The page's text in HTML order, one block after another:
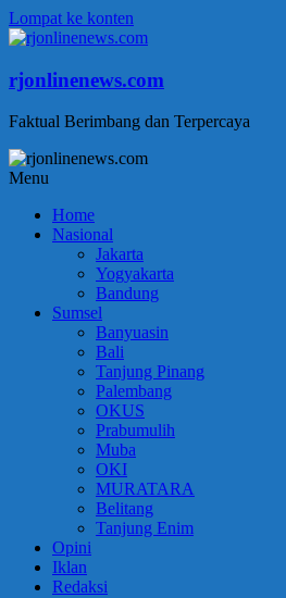
Lompat ke konten
rjonlinenews.com
Faktual Berimbang dan Terpercaya
Menu
Home
Nasional
Jakarta
Yogyakarta
Bandung
Sumsel
Banyuasin
Bali
Tanjung Pinang
Palembang
OKUS
Prabumulih
Muba
OKI
MURATARA
Belitang
Tanjung Enim
Opini
Iklan
Redaksi